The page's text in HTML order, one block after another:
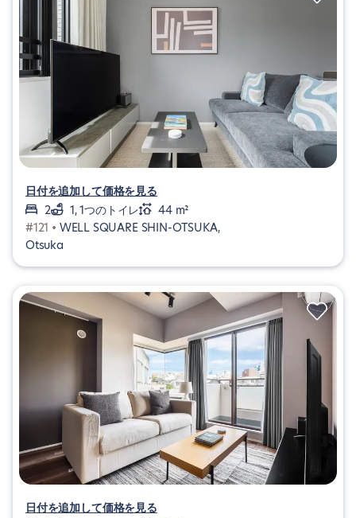
日付を追加して価格を見る
2
1, 1つのトイレ
44 m²
#121 • WELL SQUARE SHIN-OTSUKA,
Otsuka
日付を追加して価格を見る